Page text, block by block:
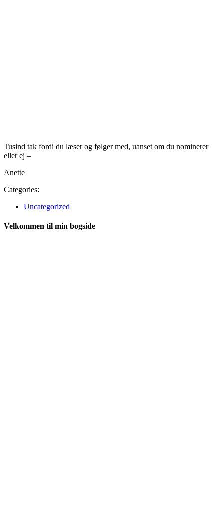
Tusind tak fordi du læser og følger med, uanset om du nominerer
eller ej –
Anette
Categories:
Uncategorized
Velkommen til min bogside